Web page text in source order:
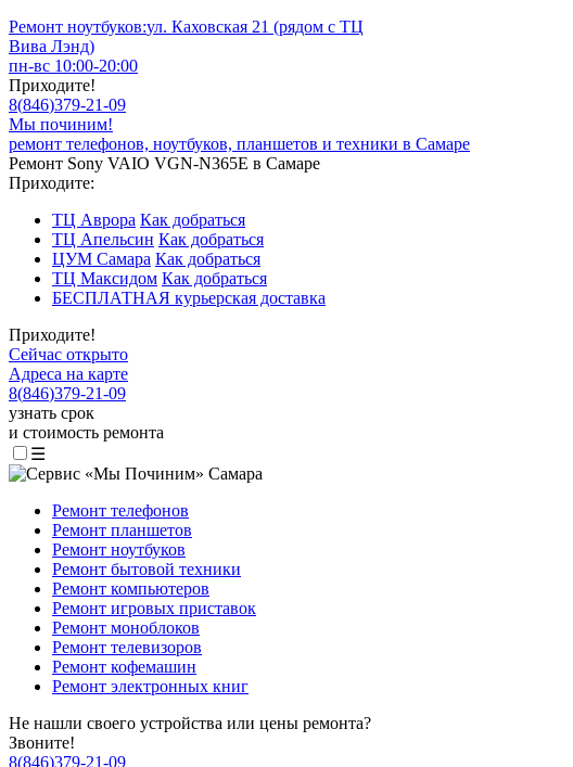
Ремонт ноутбуков:ул. Каховская 21 (рядом с ТЦ
Вива Лэнд)
пн-вс 10:00-20:00
Приходите!
8(846)379-21-09
Мы починим!
ремонт телефонов, ноутбуков, планшетов и техники в Самаре
Ремонт Sony VAIO VGN-N365E в Самаре
Приходите:
ТЦ Аврора Как добраться
ТЦ Апельсин Как добраться
ЦУМ Самара Как добраться
ТЦ Максидом Как добраться
БЕСПЛАТНАЯ курьерская доставка
Приходите!
Сейчас открыто
Адреса на карте
8(846)379-21-09
узнать срок
и стоимость ремонта
☰
Ремонт телефонов
Ремонт планшетов
Ремонт ноутбуков
Ремонт бытовой техники
Ремонт компьютеров
Ремонт игровых приставок
Ремонт моноблоков
Ремонт телевизоров
Ремонт кофемашин
Ремонт электронных книг
Не нашли своего устройства или цены ремонта?
Звоните!
8(846)379-21-09